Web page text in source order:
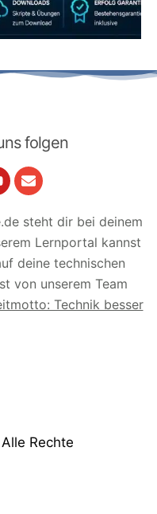
folgen
steht dir bei deinem
Lernportal kannst
deine technischen
von unserem Team
Technik besser
Rechte